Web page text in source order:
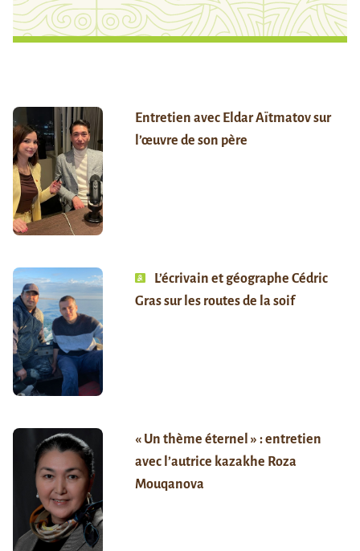
Entretien avec Eldar Aïtmatov sur
l’œuvre de son père
L’écrivain et géographe Cédric
Gras sur les routes de la soif
« Un thème éternel » : entretien
avec l’autrice kazakhe Roza
Mouqanova